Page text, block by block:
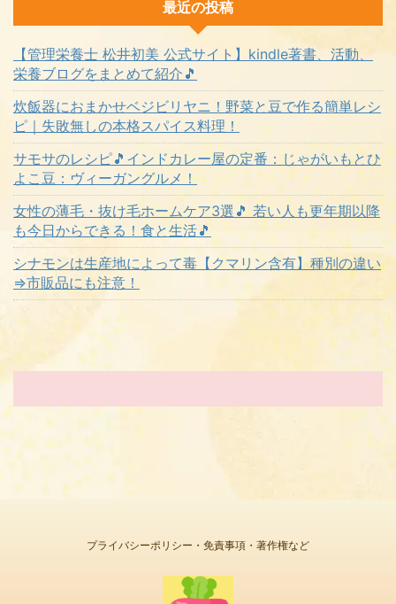
最近の投稿
【管理栄養士 松井初美 公式サイト】kindle著書、活動、
栄養ブログをまとめて紹介🎵
炊飯器におまかせベジビリヤニ！野菜と豆で作る簡単レシ
ピ｜失敗無しの本格スパイス料理！
サモサのレシピ🎵インドカレー屋の定番：じゃがいもとひ
よこ豆：ヴィーガングルメ！
女性の薄毛・抜け毛ホームケア3選🎵 若い人も更年期以降
も今日からできる！食と生活🎵
シナモンは生産地によって毒【クマリン含有】種別の違い
⇒市販品にも注意！
プライバシーポリシー・免責事項・著作権など